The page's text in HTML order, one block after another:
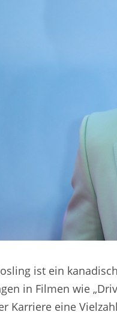
ist ein
in Filmen wie
Karriere eine